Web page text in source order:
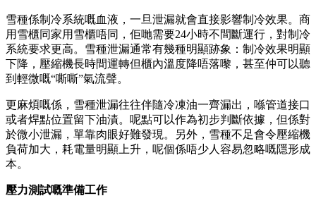
雪種係制冷系統嘅血液，一旦泄漏就會直接影響制冷效果。商
用雪櫃同家用雪櫃唔同，佢哋需要24小時不間斷運行，對制冷
系統要求更高。雪種泄漏通常有幾種明顯跡象：制冷效果明顯
下降，壓縮機長時間運轉但櫃內溫度降唔落嚟，甚至仲可以聽
到輕微嘅“嘶嘶”氣流聲。
更麻煩嘅係，雪種泄漏往往伴隨冷凍油一齊漏出，喺管道接口
或者焊點位置留下油漬。呢點可以作為初步判斷依據，但係對
於微小泄漏，單靠肉眼好難發現。另外，雪種不足會令壓縮機
負荷加大，耗電量明顯上升，呢個係唔少人容易忽略嘅隱形成
本。
壓力測試嘅準備工作